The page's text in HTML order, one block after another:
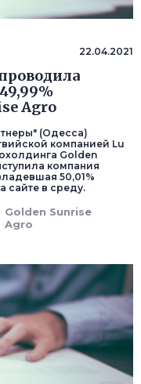
22.04.2021
Agro
(Одесса)
компанией Lu
Golden
компания
50,01%
сайте в среду.
Golden Sunrise
Agro